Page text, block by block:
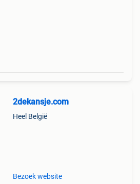
2dekansje.com
Heel België
Bezoek website